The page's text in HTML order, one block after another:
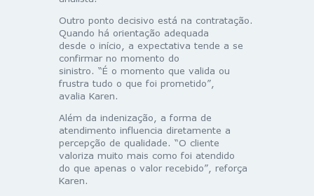
Outro ponto decisivo está na contratação.
Quando há orientação adequada
desde o início, a expectativa tende a se
confirmar no momento do
sinistro. “É o momento que valida ou
frustra tudo o que foi prometido”,
avalia Karen.
Além da indenização, a forma de
atendimento influencia diretamente a
percepção de qualidade. “O cliente
valoriza muito mais como foi atendido
do que apenas o valor recebido”, reforça
Karen.